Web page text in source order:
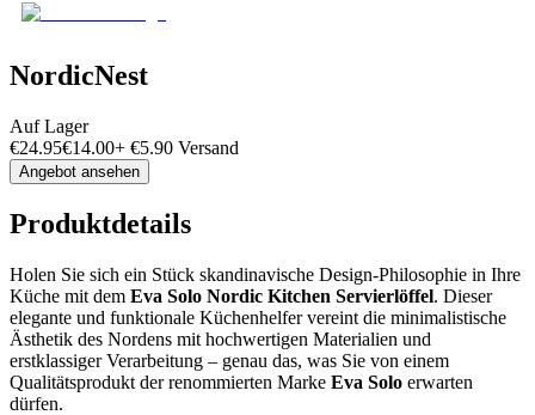
NordicNest
Auf Lager
€24.95€14.00+ €5.90 Versand
Angebot ansehen
Produktdetails
Holen Sie sich ein Stück skandinavische Design-Philosophie in Ihre
Küche mit dem Eva Solo Nordic Kitchen Servierlöffel. Dieser
elegante und funktionale Küchenhelfer vereint die minimalistische
Ästhetik des Nordens mit hochwertigen Materialien und
erstklassiger Verarbeitung – genau das, was Sie von einem
Qualitätsprodukt der renommierten Marke Eva Solo erwarten
dürfen.